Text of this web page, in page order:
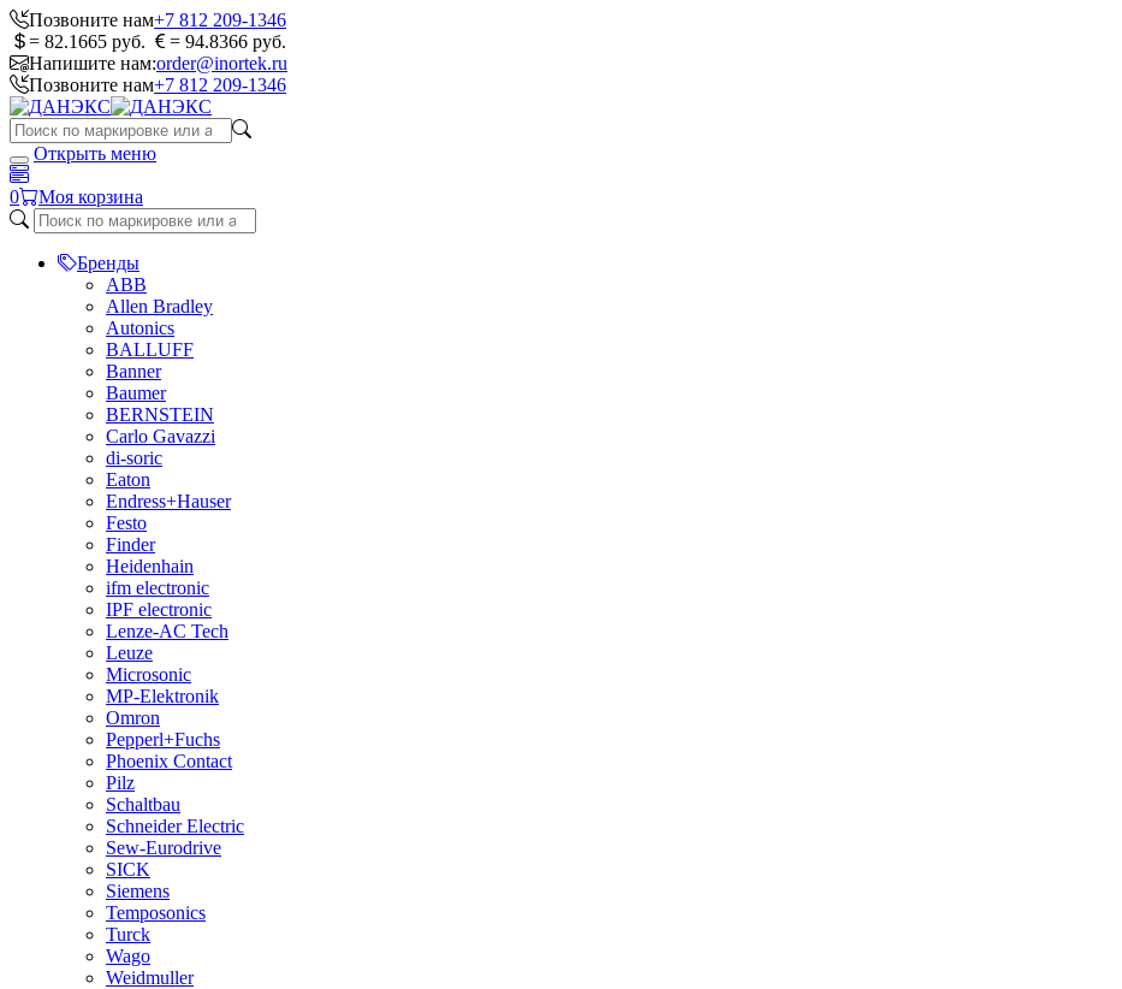
Позвоните нам+7 812 209-1346
= 82.1665 руб.
= 94.8366 руб.
Напишите нам:order@inortek.ru
Позвоните нам+7 812 209-1346
Открыть меню
0 Моя корзина
Бренды
ABB
Allen Bradley
Autonics
BALLUFF
Banner
Baumer
BERNSTEIN
Carlo Gavazzi
di-soric
Eaton
Endress+Hauser
Festo
Finder
Heidenhain
ifm electronic
IPF electronic
Lenze-AC Tech
Leuze
Microsonic
MP-Elektronik
Omron
Pepperl+Fuchs
Phoenix Contact
Pilz
Schaltbau
Schneider Electric
Sew-Eurodrive
SICK
Siemens
Temposonics
Turck
Wago
Weidmuller